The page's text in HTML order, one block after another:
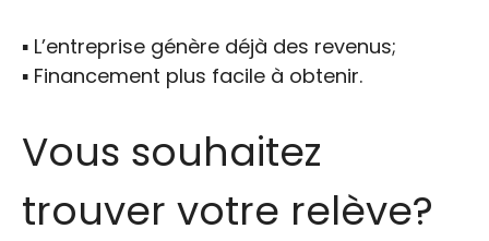
▪️ L’entreprise génère déjà des revenus;
▪️ Financement plus facile à obtenir.
Vous souhaitez
trouver votre relève?